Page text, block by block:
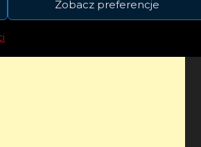
Zobacz preferencje